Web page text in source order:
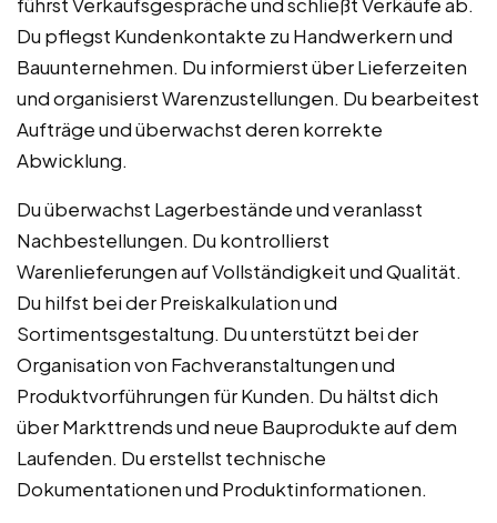
Du pflegst Kundenkontakte zu Handwerkern und
Bauunternehmen. Du informierst über Lieferzeiten
und organisierst Warenzustellungen. Du bearbeitest
Aufträge und überwachst deren korrekte
Abwicklung.
Du überwachst Lagerbestände und veranlasst
Nachbestellungen. Du kontrollierst
Warenlieferungen auf Vollständigkeit und Qualität.
Du hilfst bei der Preiskalkulation und
Sortimentsgestaltung. Du unterstützt bei der
Organisation von Fachveranstaltungen und
Produktvorführungen für Kunden. Du hältst dich
über Markttrends und neue Bauprodukte auf dem
Laufenden. Du erstellst technische
Dokumentationen und Produktinformationen.